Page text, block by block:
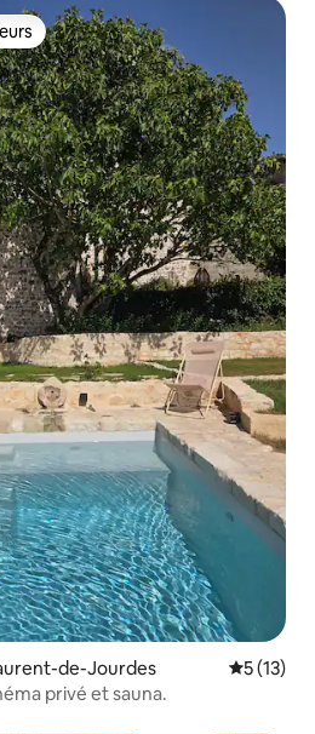
les plus appréciés
de-Jourdes
5 (13)
privé et sauna.